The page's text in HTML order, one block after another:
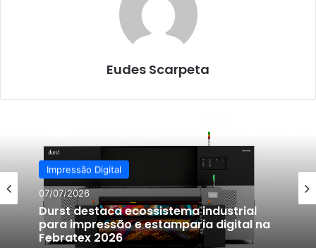
Eudes Scarpeta
Impressão Digital
07/07/2026
Durst destaca ecossistema industrial
para impressão e estamparia digital na
Febratex 2026